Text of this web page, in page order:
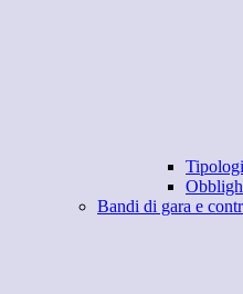
Bandi di gara e